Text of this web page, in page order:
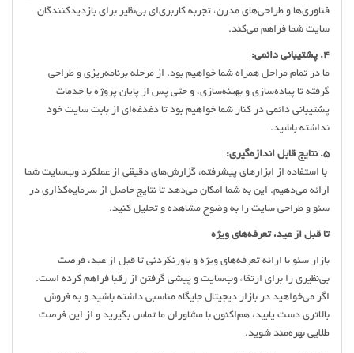
فناوری‌ها و طراحی‌های مدرن، تجربه کاربری‌ای بی‌نظیر برای بازدیدکنندگان
سایت شما فراهم می‌کند.
4. پشتیبانی دائمی:
ما در تمام مراحل همراه شما خواهیم بود. از مرحله برنامه‌ریزی و طراحی
گرفته تا پیاده‌سازی و بهینه‌سازی، و حتی پس از پایان پروژه با خدمات
پشتیبانی دائمی در کنار شما خواهیم بود تا دغدغه‌ای از بابت سایت خود
نداشته باشید.
5. نتایج قابل اندازه‌گیری:
با استفاده از ابزارهای پیشرفته، گزارش‌های دقیقی از عملکرد وب‌سایت شما
ارائه می‌دهیم. این به شما امکان می‌دهد تا نتایج حاصل از سرمایه‌گذاری در
سئو و طراحی سایت را به وضوح مشاهده و تحلیل کنید.
تا قبل از عید، تعرفه‌های ویژه
بازار سئو با ارائه تعرفه‌های ویژه و باورنکردنی تا قبل از عید، فرصت
بی‌نظیری را برای ارتقاء وب‌سایت و پیشی گرفتن از رقبا فراهم کرده است.
اگر می‌خواهید در بازار دیجیتال جایگاه مناسبی داشته باشید و به فروش
بالاتری دست یابید، هم‌اکنون با مشاوران ما تماس بگیرید و از این فرصت
طلایی بهره‌مند شوید.